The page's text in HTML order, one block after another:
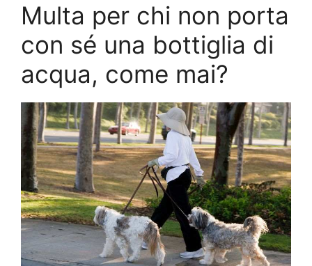
Multa per chi non porta
con sé una bottiglia di
acqua, come mai?